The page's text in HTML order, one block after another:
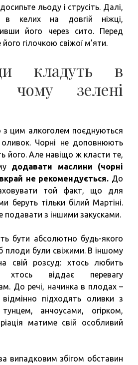
льоду і струсіть. Далі,
в келих на довгій ніжці,
його через сито. Перед
гілочкою свіжої м’яти.
кладуть в
чому зелені
цим алкоголем поєднуються
оливок. Чорні не доповнюють
його. Але навіщо ж класти те,
додавати маслини (чорні
не рекомендується. До
той факт, що для
беруть тільки білий Мартіні.
подавати з іншими закусками.
бути абсолютно будь-якого
плоди були свіжими. В іншому
свій розсуд: хтось любить
хтось віддає перевагу
До речі, начинка в плодах –
підходять оливки з
анчоусами, огірком,
матиме свій особливий
випадковим збігом обставин